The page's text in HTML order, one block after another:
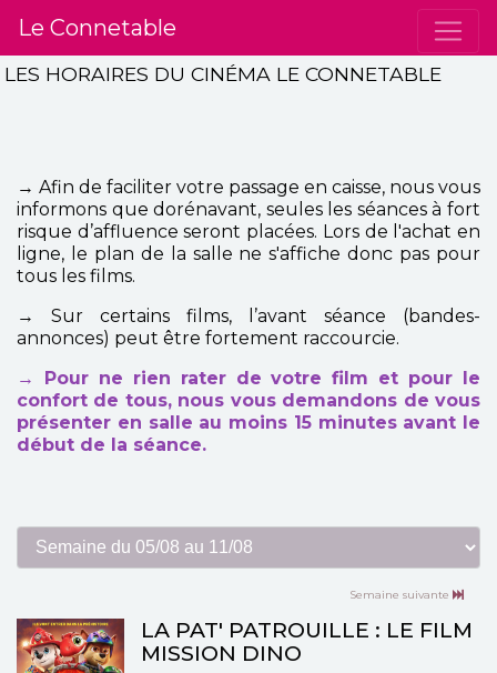
Le Connetable
LES HORAIRES DU CINÉMA LE CONNETABLE
→ Afin de faciliter votre passage en caisse, nous vous
informons que dorénavant, seules les séances à fort
risque d’affluence seront placées. Lors de l'achat en
ligne, le plan de la salle ne s'affiche donc pas pour
tous les films.
→ Sur certains films, l’avant séance (bandes-
annonces) peut être fortement raccourcie.
→ Pour ne rien rater de votre film et pour le
confort de tous, nous vous demandons de vous
présenter en salle au moins 15 minutes avant le
début de la séance.
Semaine suivante
LA PAT' PATROUILLE : LE FILM
MISSION DINO